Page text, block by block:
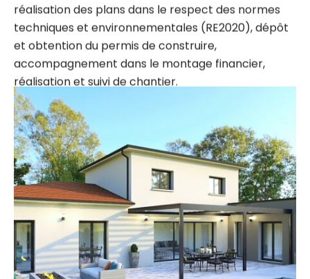
techniques et environnementales (RE2020), dépôt
et obtention du permis de construire,
accompagnement dans le montage financier,
réalisation et suivi de chantier.